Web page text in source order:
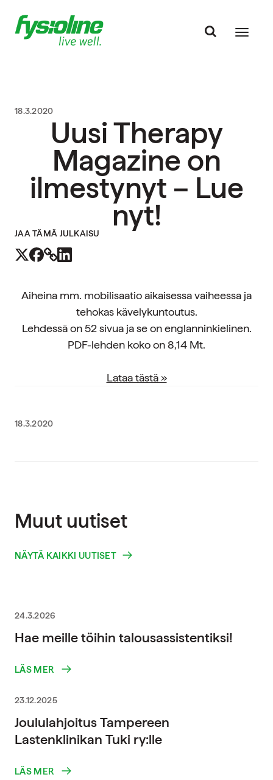
18.3.2020
Uusi Therapy
Magazine on
ilmestynyt – Lue
nyt!
JAA TÄMÄ JULKAISU
Aiheina mm. mobilisaatio aikaisessa vaiheessa ja
tehokas kävelykuntoutus.
Lehdessä on 52 sivua ja se on englanninkielinen.
PDF-lehden koko on 8,14 Mt.
Lataa tästä »
18.3.2020
Muut uutiset
NÄYTÄ KAIKKI UUTISET
24.3.2026
Hae meille töihin talousassistentiksi!
LÄS MER
23.12.2025
Joululahjoitus Tampereen
Lastenklinikan Tuki ry:lle
LÄS MER